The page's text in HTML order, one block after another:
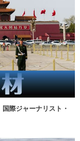
際ジャーナリスト・